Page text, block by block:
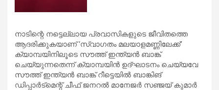
നാടിന്റെ നട്ടെല്ലായ പ്രവാസികളുടെ ജീവിതത്തെ
ആദരിക്കുകയാണ് ‘സ്വാഗതം മലയാളമണ്ണിലേക്ക്’
ക്യാമ്പയിനിലൂടെ സൗത്ത് ഇന്ത്യൻ ബാങ്ക്
ചെയ്യുന്നതെന്ന് ക്യാമ്പയിൻ ഉദ്ഘാടനം ചെയ്യവേ
സൗത്ത് ഇന്ത്യൻ ബാങ്ക് റീട്ടെയിൽ ബാങ്കിങ്
ഡിപ്പാർട്മെന്റ് ചീഫ് ജനറൽ മാനേജർ സഞ്ജയ് കുമാർ